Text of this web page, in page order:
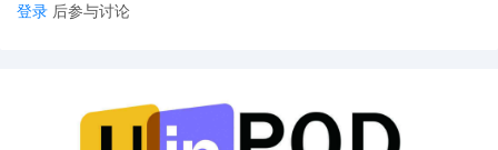
登录 后参与讨论